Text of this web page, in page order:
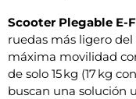
Scooter Plegable E-
ruedas más ligero
máxima movilidad
de solo 15 kg (17 kg
buscan una solución